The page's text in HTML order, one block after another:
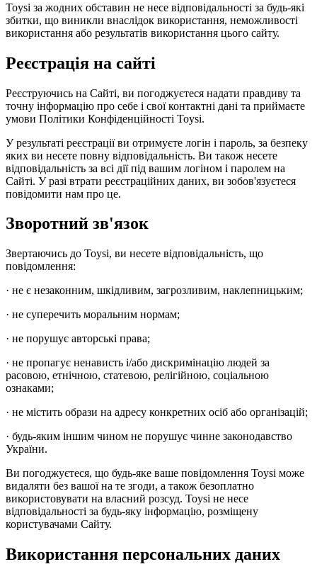
Toysi за жодних обставин не несе відповідальності за будь-які
збитки, що виникли внаслідок використання, неможливості
використання або результатів використання цього сайту.
Реєстрація на сайті
Реєструючись на Сайті, ви погоджуєтеся надати правдиву та
точну інформацію про себе і свої контактні дані та приймаєте
умови Політики Конфіденційності Toysi.
У результаті реєстрації ви отримуєте логін і пароль, за безпеку
яких ви несете повну відповідальність. Ви також несете
відповідальність за всі дії під вашим логіном і паролем на
Сайті. У разі втрати реєстраційних даних, ви зобов'язуєтеся
повідомити нам про це.
Зворотний зв'язок
Звертаючись до Toysi, ви несете відповідальність, що
повідомлення:
· не є незаконним, шкідливим, загрозливим, наклепницьким;
· не суперечить моральним нормам;
· не порушує авторські права;
· не пропагує ненависть і/або дискримінацію людей за
расовою, етнічною, статевою, релігійною, соціальною
ознаками;
· не містить образи на адресу конкретних осіб або організацій;
· будь-яким іншим чином не порушує чинне законодавство
України.
Ви погоджуєтеся, що будь-яке ваше повідомлення Toysi може
видаляти без вашої на те згоди, а також безоплатно
використовувати на власний розсуд. Toysi не несе
відповідальності за будь-яку інформацію, розміщену
користувачами Сайту.
Використання персональних даних